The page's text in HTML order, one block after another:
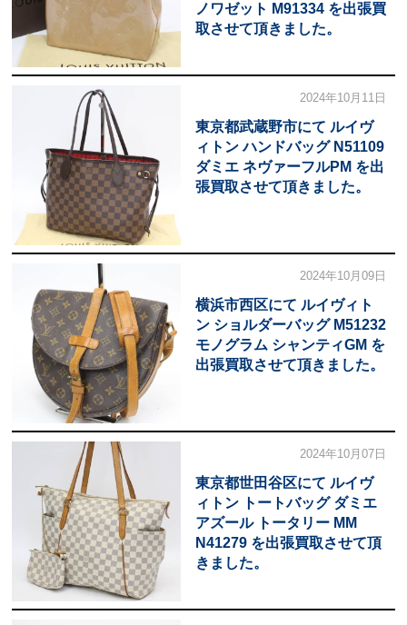
ノワゼット M91334 を出張買
取させて頂きました。
2024年10月11日
東京都武蔵野市にて ルイヴ
ィトン ハンドバッグ N51109
ダミエ ネヴァーフルPM を出
張買取させて頂きました。
2024年10月09日
横浜市西区にて ルイヴィト
ン ショルダーバッグ M51232
モノグラム シャンティGM を
出張買取させて頂きました。
2024年10月07日
東京都世田谷区にて ルイヴ
ィトン トートバッグ ダミエ
アズール トータリー MM
N41279 を出張買取させて頂
きました。